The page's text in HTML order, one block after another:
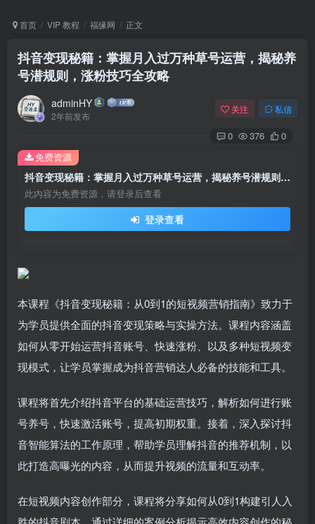
首页 VIP 教程 福缘网 正文
抖音变现秘籍：掌握月入过万种草号运营，揭秘养
号潜规则，涨粉技巧全攻略
adminHY
2年前发布
关注 私信
0 376 0
抖音变现秘籍：掌握月入过万种草号运营，揭秘养号潜规则，涨粉技巧全攻略
此内容为免费资源，请登录后查看
登录查看
免费资源
本课程《抖音变现秘籍：从0到1的短视频营销指南》致力于
为学员提供全面的抖音变现策略与实操方法。课程内容涵盖
如何从零开始运营抖音账号、快速涨粉、以及多种短视频变
现模式，让学员掌握成为抖音营销达人必备的技能和工具。
课程将首先介绍抖音平台的基础运营技巧，解析如何进行账
号养号，快速激活账号，提高初期权重。接着，深入探讨抖
音智能算法的工作原理，帮助学员理解抖音的推荐机制，以
此打造高曝光的内容，从而提升视频的流量和互动率。
在短视频内容创作部分，课程将分享如何从0到1构建引人入